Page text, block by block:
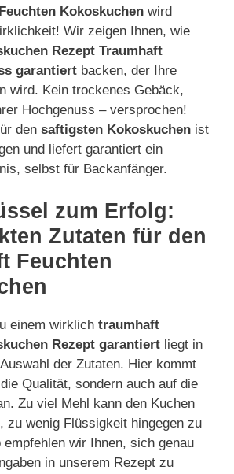
Kokoskuchen wird
Wir zeigen Ihnen, wie
Rezept Traumhaft
garantiert backen, der Ihre
wird. Kein trockenes Gebäck,
Hochgenuss – versprochen!
den saftigsten Kokoskuchen ist
und liefert garantiert ein
selbst für Backanfänger.
zum Erfolg:
Zutaten für den
Feuchten
einem wirklich traumhaft
Rezept garantiert liegt in
der Zutaten. Hier kommt
Qualität, sondern auch auf die
Zu viel Mehl kann den Kuchen
zu wenig Flüssigkeit hingegen zu
wir Ihnen, sich genau
in unserem Rezept zu